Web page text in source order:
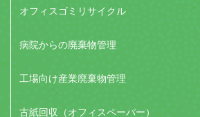
オフィスゴミリサイクル
病院からの廃棄物管理
工場向け産業廃棄物管理
古紙回収（オフィスペーパー）